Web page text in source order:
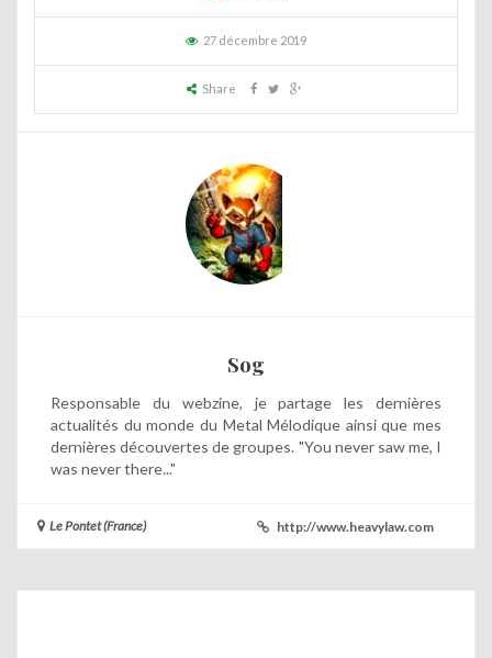
27 décembre 2019
Share
Sog
Responsable du webzine, je partage les dernières
actualités du monde du Metal Mélodique ainsi que mes
dernières découvertes de groupes. "You never saw me, I
was never there..."
Le Pontet (France) http://www.heavylaw.com